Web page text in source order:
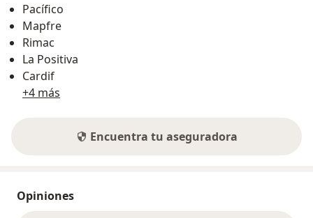
Pacífico
Mapfre
Rimac
La Positiva
Cardif
+4 más
Encuentra tu aseguradora
Opiniones